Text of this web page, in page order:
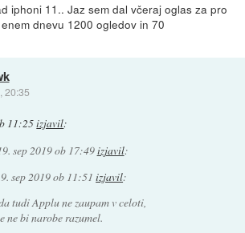
iphoni 11.. Jaz sem dal včeraj oglas za pro
dnevu 1200 ogledov in 70
20:35
11:25izjavil:
sep 2019 ob 17:49izjavil:
sep 2019 ob 11:51 izjavil:
tudi Applu ne zaupam v celoti,
ne bi narobe razumel.